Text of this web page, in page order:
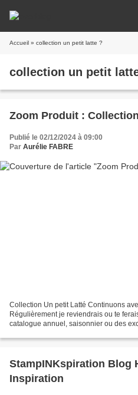
Accueil » collection un petit latte ?
collection un petit
Zoom Produit :
Publié le 02/12/2024 à 09:00
Par Aurélie FABRE
Collection Un petit Latté Continuons
Régulièrement je reviendrais ou te
catalogue annuel, saisonnier ou des
StampINKspiration Blog
Inspiration